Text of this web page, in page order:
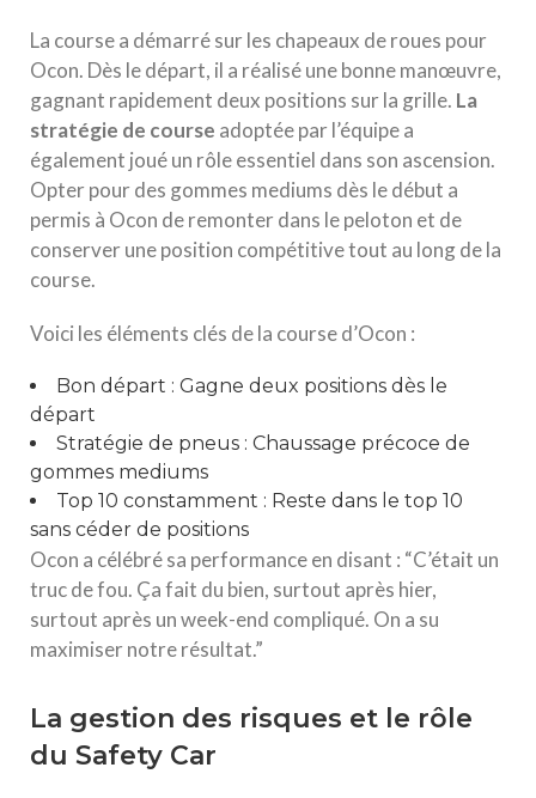
La course a démarré sur les chapeaux de roues pour
Ocon. Dès le départ, il a réalisé une bonne manœuvre,
gagnant rapidement deux positions sur la grille. La
stratégie de course adoptée par l’équipe a
également joué un rôle essentiel dans son ascension.
Opter pour des gommes mediums dès le début a
permis à Ocon de remonter dans le peloton et de
conserver une position compétitive tout au long de la
course.
Voici les éléments clés de la course d’Ocon :
Bon départ : Gagne deux positions dès le
départ
Stratégie de pneus : Chaussage précoce de
gommes mediums
Top 10 constamment : Reste dans le top 10
sans céder de positions
Ocon a célébré sa performance en disant : “C’était un
truc de fou. Ça fait du bien, surtout après hier,
surtout après un week-end compliqué. On a su
maximiser notre résultat.”
La gestion des risques et le rôle
du Safety Car